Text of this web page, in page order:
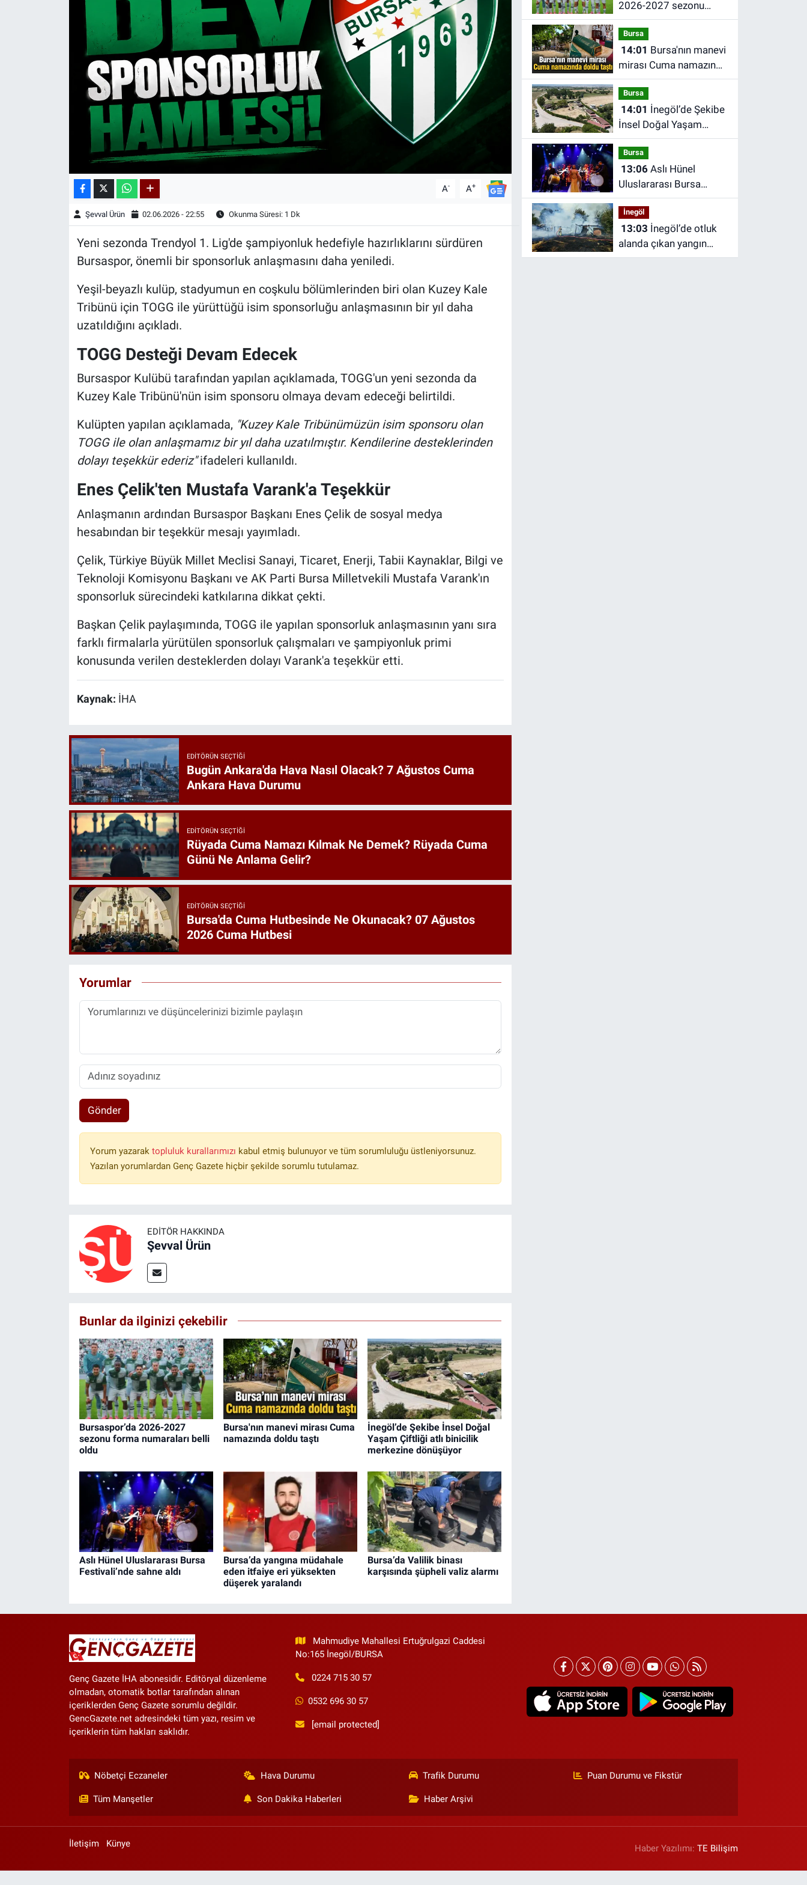
A- A+
Şevval Ürün 02.06.2026 - 22:55 Okunma Süresi: 1 Dk
Yeni sezonda Trendyol 1. Lig'de şampiyonluk hedefiyle hazırlıklarını sürdüren
Bursaspor, önemli bir sponsorluk anlaşmasını daha yeniledi.
Yeşil-beyazlı kulüp, stadyumun en coşkulu bölümlerinden biri olan Kuzey Kale
Tribünü için TOGG ile yürüttüğü isim sponsorluğu anlaşmasının bir yıl daha
uzatıldığını açıkladı.
TOGG Desteği Devam Edecek
Bursaspor Kulübü tarafından yapılan açıklamada, TOGG'un yeni sezonda da
Kuzey Kale Tribünü'nün isim sponsoru olmaya devam edeceği belirtildi.
Kulüpten yapılan açıklamada, "Kuzey Kale Tribünümüzün isim sponsoru olan
TOGG ile olan anlaşmamız bir yıl daha uzatılmıştır. Kendilerine desteklerinden
dolayı teşekkür ederiz"ifadeleri kullanıldı.
Enes Çelik'ten Mustafa Varank'a Teşekkür
Anlaşmanın ardından Bursaspor Başkanı Enes Çelik de sosyal medya
hesabından bir teşekkür mesajı yayımladı.
Çelik, Türkiye Büyük Millet Meclisi Sanayi, Ticaret, Enerji, Tabii Kaynaklar, Bilgi ve
Teknoloji Komisyonu Başkanı ve AK Parti Bursa Milletvekili Mustafa Varank'ın
sponsorluk sürecindeki katkılarına dikkat çekti.
Başkan Çelik paylaşımında, TOGG ile yapılan sponsorluk anlaşmasının yanı sıra
farklı firmalarla yürütülen sponsorluk çalışmaları ve şampiyonluk primi
konusunda verilen desteklerden dolayı Varank'a teşekkür etti.
Kaynak: İHA
EDITÖRÜN SEÇTIĞI
Bugün Ankara'da Hava Nasıl Olacak? 7 Ağustos Cuma
Ankara Hava Durumu
EDITÖRÜN SEÇTIĞI
Rüyada Cuma Namazı Kılmak Ne Demek? Rüyada Cuma
Günü Ne Anlama Gelir?
EDITÖRÜN SEÇTIĞI
Bursa'da Cuma Hutbesinde Ne Okunacak? 07 Ağustos
2026 Cuma Hutbesi
Yorumlar
Gönder
Yorum yazarak topluluk kurallarımızı kabul etmiş bulunuyor ve tüm sorumluluğu üstleniyorsunuz.
Yazılan yorumlardan Genç Gazete hiçbir şekilde sorumlu tutulamaz.
EDITÖR HAKKINDA
Şevval Ürün
Bunlar da ilginizi çekebilir
Bursaspor’da 2026-2027
sezonu forma numaraları belli
oldu
Bursa'nın manevi mirası Cuma
namazında doldu taştı
İnegöl’de Şekibe İnsel Doğal
Yaşam Çiftliği atlı binicilik
merkezine dönüşüyor
Aslı Hünel Uluslararası Bursa
Festivali’nde sahne aldı
Bursa’da yangına müdahale
eden itfaiye eri yüksekten
düşerek yaralandı
Bursa’da Valilik binası
karşısında şüpheli valiz alarmı
2026-2027 sezonu
forma numaraları belli
oldu
Bursa
14:01
mirası Cuma namazında
doldu taştı
Bursa
14:01
İnsel Doğal Yaşam
Çiftliği atlı binicilik
merkezine dönüşüyor
Bursa
13:06Aslı Hünel
Uluslararası Bursa
Festivali’nde sahne aldı
İnegöl
13:03
alanda çıkan yangın
barakaya sıçradı
Genç Gazete İHA abonesidir. Editöryal düzenleme
olmadan, otomatik botlar tarafından alınan
içeriklerden Genç Gazete sorumlu değildir.
GencGazete.net adresindeki tüm yazı, resim ve
içeriklerin tüm hakları saklıdır.
Mahmudiye Mahallesi Ertuğrulgazi Caddesi
No:165 İnegöl/BURSA
0224 715 30 57
0532 696 30 57
[email protected]
Nöbetçi Eczaneler Hava Durumu Trafik Durumu Puan Durumu ve Fikstür
Tüm Manşetler Son Dakika Haberleri Haber Arşivi
İletişim Künye Haber Yazılımı:TE Bilişim
Kadın & Aile
Kültür & Sanat
Yazarlar